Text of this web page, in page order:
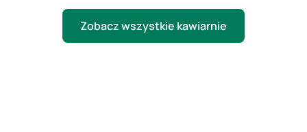
Zobacz wszystkie kawiarnie